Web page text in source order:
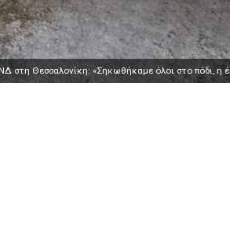
στη Θεσσαλονίκη: «Σηκωθήκαμε όλοι στο πόδι, η